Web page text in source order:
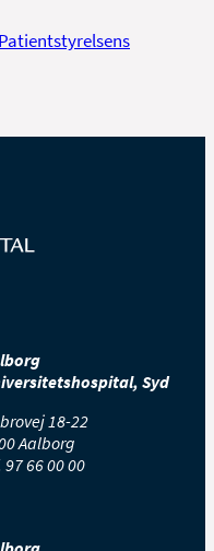
Syd
18-22
Aalborg
97 66 00 00